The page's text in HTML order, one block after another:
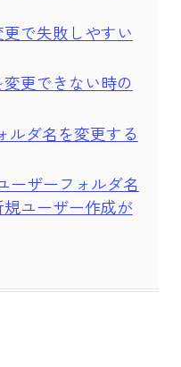
で失敗しやすい
更できない時の
ルダ名を変更する
ーザーフォルダ名
ユーザー作成が